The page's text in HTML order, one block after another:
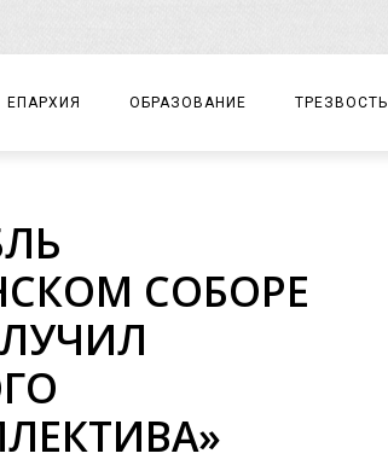
ЕПАРХИЯ
ЕПАРХИАЛЬНОЕ УПРАВЛЕНИЕ
ДОКУМЕНТЫ
ЕПАРХИАЛЬНЫЕ ОТДЕЛЫ
ДУХОВЕНСТВО
БЛАГОЧИНИЯ
ОБРАЗОВАНИЕ
ДЕТСКИЙ ТУРИЗМ
ТРЕЗВОСТЬ
ЗАМЕТКИ
СОБОРЕ